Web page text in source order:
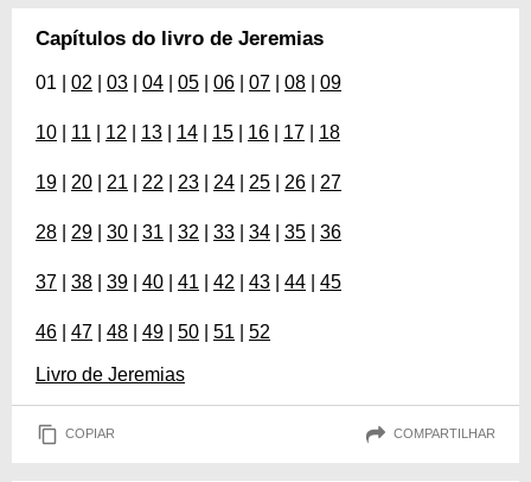
Capítulos do livro de Jeremias
01 | 02 03 04 05 06 07 08 09
10 11 12 13 14 15 16 17 18
19 20 21 22 23 24 25 26 27
28 29 30 31 32 33 34 35 36
37 38 39 40 41 42 43 44 45
46 47 48 49 50 51 52
Livro de Jeremias
COPIAR COMPARTILHAR